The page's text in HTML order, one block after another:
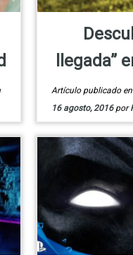
llegada”
Artículo publicado en
16 agosto, 2016 por